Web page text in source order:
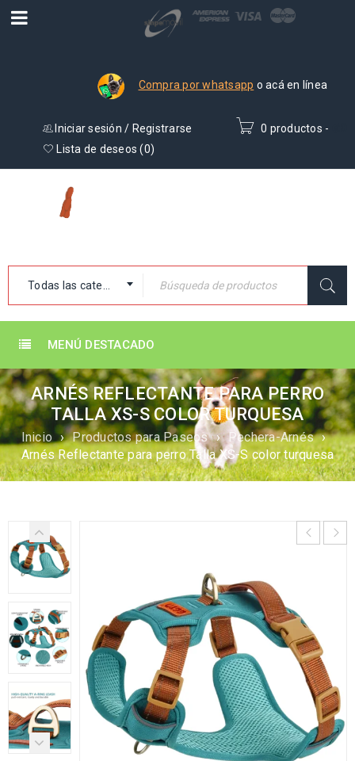
Compra por whatsapp o acá en línea
0 productos -
Iniciar sesión / Registrarse
Lista de deseos (0)
Todas las categorías
MENÚ DESTACADO
ARNÉS REFLECTANTE PARA PERRO
TALLA XS-S COLOR TURQUESA
Inicio › Productos para Paseos › Pechera-Arnés ›
Arnés Reflectante para perro Talla XS-S color turquesa